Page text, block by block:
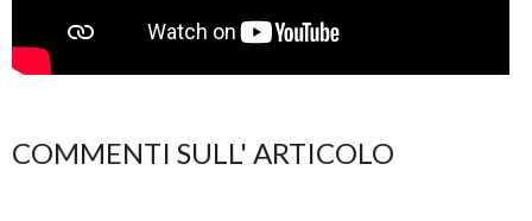
COMMENTI SULL' ARTICOLO